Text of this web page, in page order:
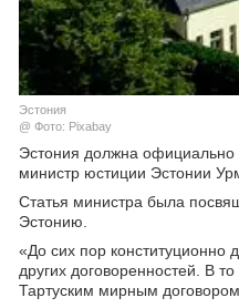
Эстония
@ Фото: Pixabay
Эстония должна официально
министр юстиции Эстонии
Статья министра была
Эстонию.
«До сих пор конституционно
других договоренностей. В
Тартуским мирным